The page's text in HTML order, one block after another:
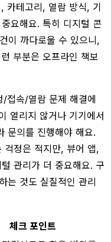
카테고리, 열람 방식, 기
요해요. 특히 디지털 콘
이 까다로울 수 있으니,
부분은 오프라인 책보
접속/열람 문제 해결에
열리지 않거나 기기에서
문의를 진행해야 해요.
걱정은 적지만, 뷰어 앱,
관리가 더 중요해요. 구
는 것도 실질적인 관리
체크 포인트